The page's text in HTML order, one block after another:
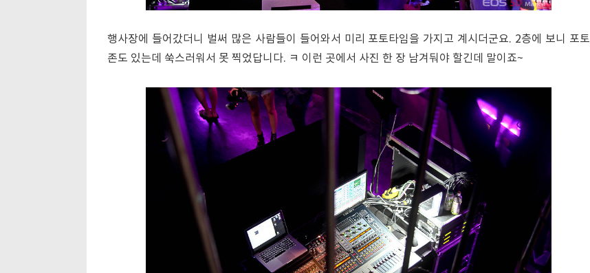
행사장에 들어갔더니 벌써 많은 사람들이 들어와서 미리 포토타임을 가지고 계시더군요. 2층에 보니 포토
존도 있는데 쑥스러워서 못 찍었답니다. ㅋ 이런 곳에서 사진 한 장 남겨둬야 할긴데 말이죠~